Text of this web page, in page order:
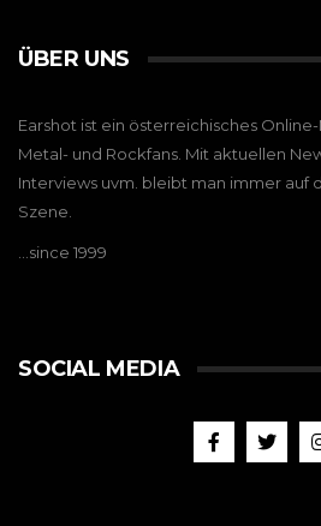
ÜBER UNS
Earshot ist ein österreichisches
Metal- und Rockfans. Mit aktuellen
Interviews uvm. bleibt man immer auf
Szene.
…since 1999
SOCIAL MEDIA